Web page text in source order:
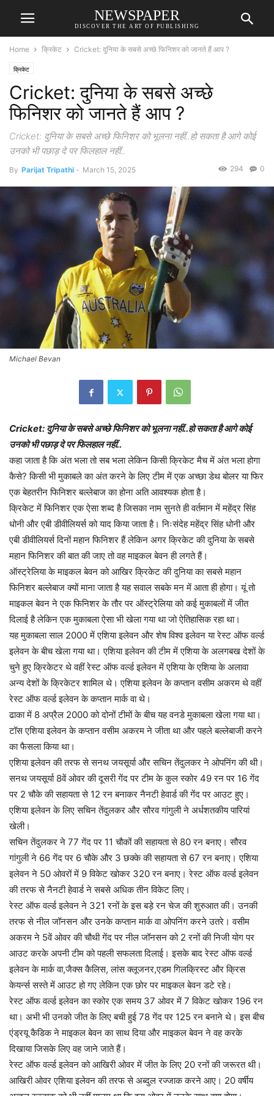
NEWSPAPER
DISCOVER THE ART OF PUBLISHING
Home क्रिकेट Cricket: दुनिया के सबसे अच्छे फिनिशर को जानते हैं आप ?
क्रिकेट
Cricket: दुनिया के सबसे अच्छे
फिनिशर को जानते हैं आप ?
Cricket: दुनिया के सबसे अच्छे फिनिशर को भूलना नहीं..हो सकता है आगे कोई
उनको भी पछाड़ दे पर फिलहाल नहीं..
By Parijat Tripathi - March 15, 2025 0
294
Michael Bevan
Cricket: दुनिया के सबसे अच्छे फिनिशर को भूलना नहीं..हो सकता है आगे कोई
उनको भी पछाड़ दे पर फिलहाल नहीं..
कहा जाता है कि अंत भला तो सब भला लेकिन किसी क्रिकेट मैच में अंत भला होगा
कैसे? किसी भी मुकाबले का अंत करने के लिए टीम में एक अच्छा डेथ बोलर या फिर
एक बेहतरीन फिनिशर बल्लेबाज का होना अति आवश्यक होता है।
क्रिकेट में फिनिशर एक ऐसा शब्द है जिसका नाम सुनते ही वर्तमान में महेंद्र सिंह
धोनी और एबी डीवीलियर्स को याद किया जाता है। निःसंदेह महेंद्र सिंह धोनी और
एबी डीवीलियर्स दिनों महान फिनिशर हैं लेकिन अगर क्रिकेट की दुनिया के सबसे
महान फिनिशर की बात की जाए तो वह माइकल बेवन ही लगते हैं।
ऑस्ट्रेलिया के माइकल बेवन को आखिर क्रिकेट की दुनिया का सबसे महान
फिनिशर बल्लेबाज क्यों माना जाता है यह सवाल सबके मन में आता ही होगा। यूं तो
माइकल बेवन ने एक फिनिशर के तौर पर ऑस्ट्रेलिया को कई मुकाबलों में जीत
दिलाई है लेकिन एक मुकाबला ऐसा भी खेला गया था जो ऐतिहासिक रहा था।
यह मुकाबला साल 2000 में एशिया इलेवन और शेष विश्व इलेवन या रेस्ट ऑफ वर्ल्ड
इलेवन के बीच खेला गया था। एशिया इलेवन की टीम में एशिया के अलगबख देशों के
चुने हुए क्रिकेटर थे वहीं रेस्ट ऑफ वर्ल्ड इलेवन में एशिया के एशिया के अलावा
अन्य देशों के क्रिकेटर शामिल थे। एशिया इलेवन के कप्तान वसीम अकरम थे वहीं
रेस्ट ऑफ वर्ल्ड इलेवन के कप्तान मार्क वा थे।
ढाका में 8 अप्रैल 2000 को दोनों टीमों के बीच यह वनडे मुकाबला खेला गया था।
टॉस एशिया इलेवन के कप्तान वसीम अकरम ने जीता था और पहले बल्लेबाजी करने
का फैसला किया था।
एशिया इलेवन की तरफ से सनथ जयसूर्या और सचिन तेंदुलकर ने ओपनिंग की थी।
सनथ जयसूर्या 8वें ओवर की दूसरी गेंद पर टीम के कुल स्कोर 49 रन पर 16 गेंद
पर 2 चौके की सहायता से 12 रन बनाकर नैनटी हेवार्ड की गेंद पर आउट हुए।
एशिया इलेवन के लिए सचिन तेंदुलकर और सौरव गांगुली ने अर्धशतकीय पारियां
खेली।
सचिन तेंदुलकर ने 77 गेंद पर 11 चौकों की सहायता से 80 रन बनाए। सौरव
गांगुली ने 66 गेंद पर 6 चौके और 3 छक्के की सहायता से 67 रन बनाए। एशिया
इलेवन ने 50 ओवरों में 9 विकेट खोकर 320 रन बनाए। रेस्ट ऑफ वर्ल्ड इलेवन
की तरफ से नैनटी हेवार्ड ने सबसे अधिक तीन विकेट लिए।
रेस्ट ऑफ वर्ल्ड इलेवन ने 321 रनों के इस बड़े रन चेज की शुरुआत की। उनकी
तरफ से नील जॉनसन और उनके कप्तान मार्क वा ओपनिंग करने उतरे। वसीम
अकरम ने 5वें ओवर की चौथी गेंद पर नील जॉनसन को 2 रनों की निजी योग पर
आउट करके अपनी टीम को पहली सफलता दिलाई। इसके बाद रेस्ट ऑफ वर्ल्ड
इलेवन के मार्क वा,जैक्स कैलिस, लांस क्लूजनर,एडम गिलक्रिस्ट और क्रिस
केयर्न्स सस्ते में आउट हो गए लेकिन एक छोर पर माइकल बेवन डटे रहे।
रेस्ट ऑफ वर्ल्ड इलेवन का स्कोर एक समय 37 ओवर में 7 विकेट खोकर 196 रन
था। अभी भी उनको जीत के लिए बची हुई 78 गेंद पर 125 रन बनाने थे। इस बीच
एंड्रयू कैडिक ने माइकल बेवन का साथ दिया और माइकल बेवन ने वह करके
दिखाया जिसके लिए वह जाने जाते हैं।
रेस्ट ऑफ वर्ल्ड इलेवन को आखिरी ओवर में जीत के लिए 20 रनों की जरूरत थी।
आखिरी ओवर एशिया इलेवन की तरफ से अब्दुल रज्जाक करने आए। 20 वर्षीय